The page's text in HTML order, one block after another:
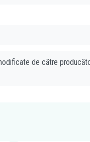
de către